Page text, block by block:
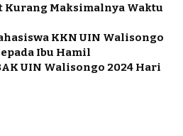
Kurang Maksimalnya Waktu
KKN UIN Walisongo
Ibu Hamil
UIN Walisongo 2024 Hari